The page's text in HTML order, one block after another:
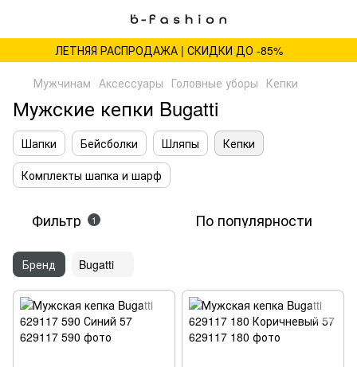
ЛЕТНЯЯ РАСПРОДАЖА | СКИДКИ ДО -85%
Мужчинам Аксессуары Головные уборы Кепки
Мужские кепки Bugatti
Шапки Бейсболки Шляпы
Кепки
Комплекты шапка и шарф
Фильтр 1 По популярности
Бренд Bugatti